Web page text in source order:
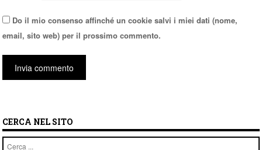
Do il mio consenso affinché un cookie salvi i miei dati (nome,
email, sito web) per il prossimo commento.
CERCA NEL SITO
Cerca